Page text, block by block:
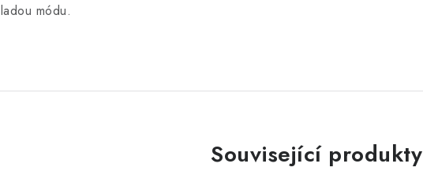
módu.
Související produkty